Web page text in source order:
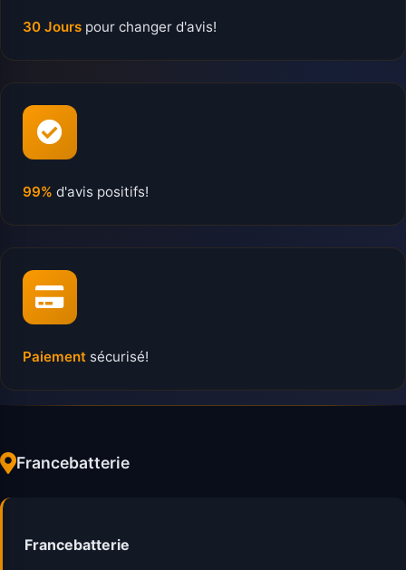
30 Jours pour changer d'avis!
99% d'avis positifs!
Paiement sécurisé!
Francebatterie
Francebatterie